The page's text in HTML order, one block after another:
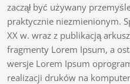
zaczął być używany
praktycznie niezmienionym.
XX w. wraz z publikacją
fragmenty Lorem Ipsum, a
wersje Lorem Ipsum
realizacji druków na